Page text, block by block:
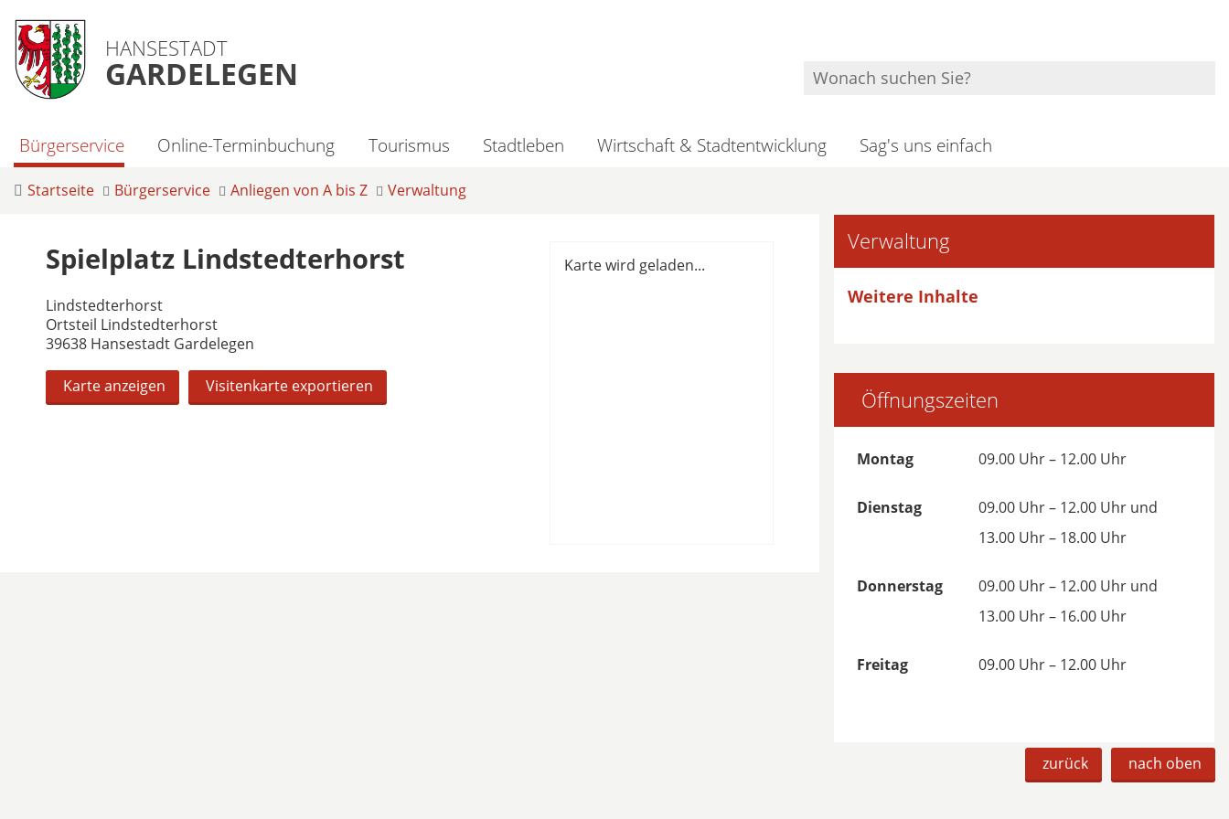
HANSESTADT
GARDELEGEN
Bürgerservice Online-Terminbuchung Tourismus Stadtleben Wirtschaft & Stadtentwicklung Sag's uns einfach
Startseite Bürgerservice Anliegen von A bis Z Verwaltung
Spielplatz Lindstedterhorst
Lindstedterhorst
Ortsteil Lindstedterhorst
39638 Hansestadt Gardelegen
Karte anzeigen Visitenkarte exportieren
Karte wird geladen...
Verwaltung
Weitere Inhalte
Öffnungszeiten
Montag 09.00 Uhr – 12.00 Uhr
Dienstag
09.00 Uhr – 12.00 Uhr und
13.00 Uhr – 18.00 Uhr
Donnerstag
09.00 Uhr – 12.00 Uhr und
13.00 Uhr – 16.00 Uhr
Freitag 09.00 Uhr – 12.00 Uhr
zurück nach oben